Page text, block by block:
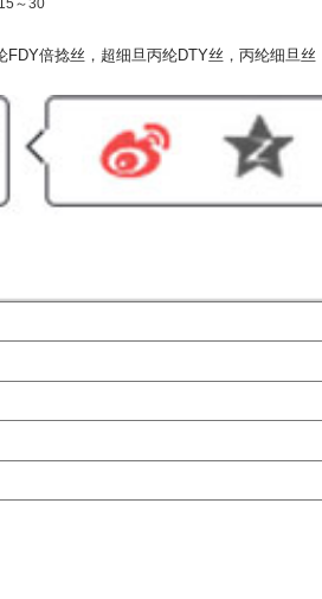
FDY倍捻丝 ， 超细旦丙纶DTY丝 ，丙纶细旦丝